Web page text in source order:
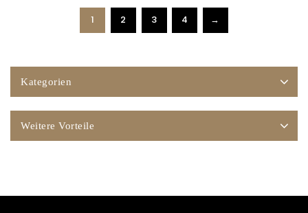
1 2 3 4 →
Kategorien
Weitere Vorteile